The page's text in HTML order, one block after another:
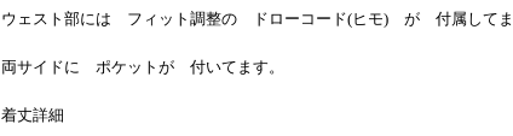
ウェスト部には フィット調整の ドローコード(ヒモ) が 付属してま
両サイドに ポケットが 付いてます。
着丈詳細